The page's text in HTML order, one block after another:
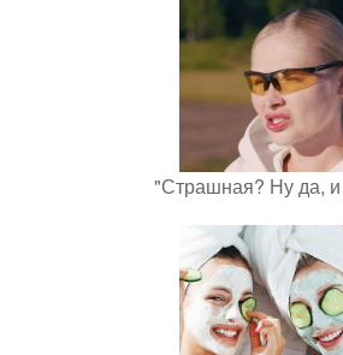
"Страшная? Ну да, и